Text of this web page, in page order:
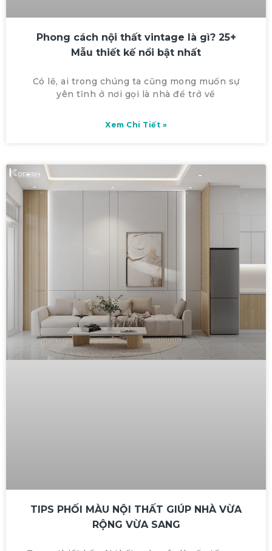
Phong cách nội thất vintage là gì? 25+
Mẫu thiết kế nổi bật nhất
Có lẽ, ai trong chúng ta cũng mong muốn sự
yên tĩnh ở nơi gọi là nhà để trở về
Xem Chi Tiết »
TIPS PHỐI MÀU NỘI THẤT GIÚP NHÀ VỪA
RỘNG VỪA SANG